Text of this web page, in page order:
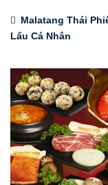
Malatang Thái
Lẩu Cá Nhân